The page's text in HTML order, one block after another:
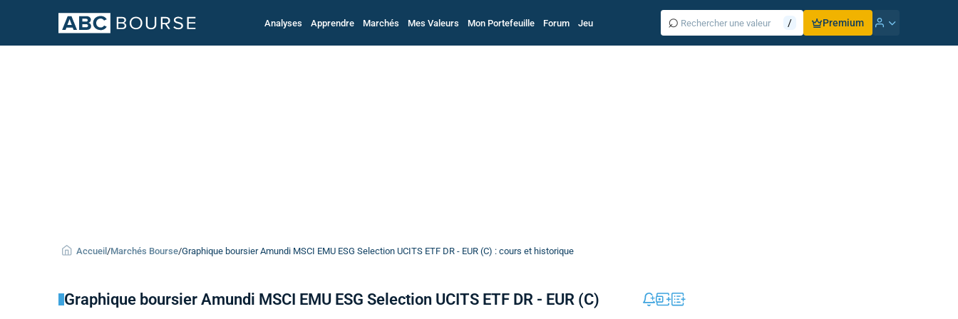
Analyses Apprendre Marchés Mes Valeurs Mon Portefeuille Forum Jeu ⌕ / Premium
Accueil /Marchés Bourse/Graphique boursier Amundi MSCI EMU ESG Selection UCITS ETF DR - EUR (C) : cours et historique
Graphique boursier Amundi MSCI EMU ESG Selection UCITS ETF DR - EUR (C)